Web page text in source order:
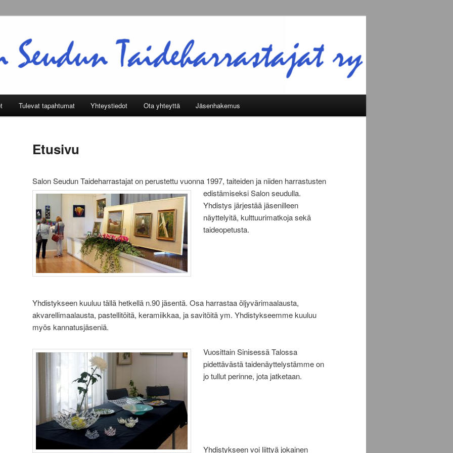
ry
toimintaa
Tulevat tapahtumat Yhteystiedot Ota yhteyttä Jäsenhakemus
Etusivu
Salon Seudun Taideharrastajat on perustettu vuonna 1997, taiteiden ja niiden harrastusten
edistämiseksi Salon seudulla.
Yhdistys järjestää jäsenilleen
näyttelyitä, kulttuurimatkoja sekä
taideopetusta.
Yhdistykseen kuuluu tällä hetkellä n.90 jäsentä. Osa harrastaa öljyvärimaalausta,
akvarellimaalausta, pastellitöitä, keramiikkaa, ja savitöitä ym. Yhdistykseemme kuuluu
myös kannatusjäseniä.
Vuosittain Sinisessä Talossa
pidettävästä taidenäyttelystämme on
jo tullut perinne, jota jatketaan.
Yhdistykseen voi liittyä jokainen